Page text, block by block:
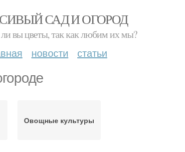
САД И ОГОРОД
вы цветы, так как любим их мы?
новости статьи
Овощные культуры